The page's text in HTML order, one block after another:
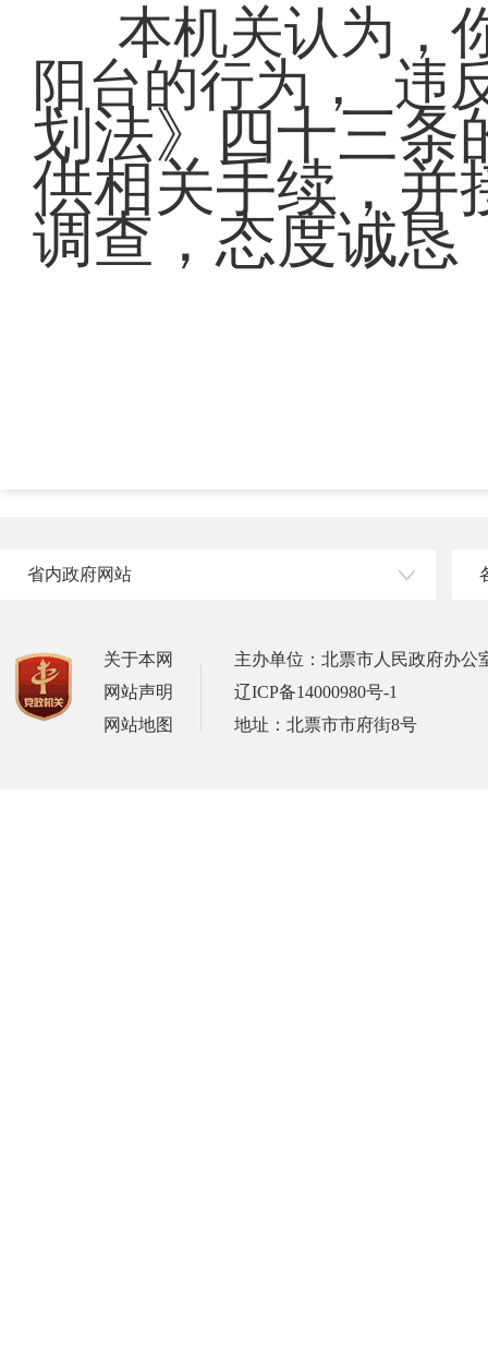
本机关认为，
阳台的行为， 违
划法》四十三条
供相关手续，并
调查， 态度诚恳
省内政府网站
关于本网
网站声明
网站地图
主办单位：北票市人民政府办公
辽ICP备14000980号-1
地址：北票市市府街8号